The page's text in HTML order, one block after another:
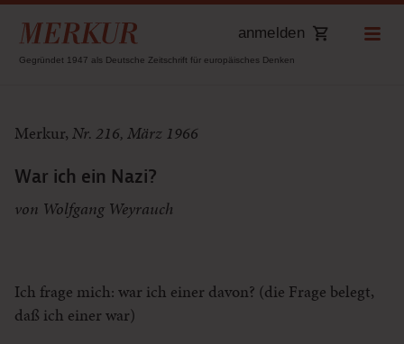
Gegründet 1947 als Deutsche Zeitschrift für europäisches Denken
anmelden
Merkur, Nr. 216, März 1966
War ich ein Nazi?
von Wolfgang Weyrauch
Ich frage mich: war ich einer davon? (die Frage belegt,
daß ich einer war)